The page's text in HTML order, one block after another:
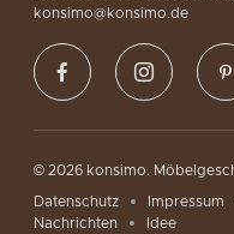
konsimo@konsimo.de
© 2026 konsimo.
Datenschutz Impressum
Nachrichten
Idee